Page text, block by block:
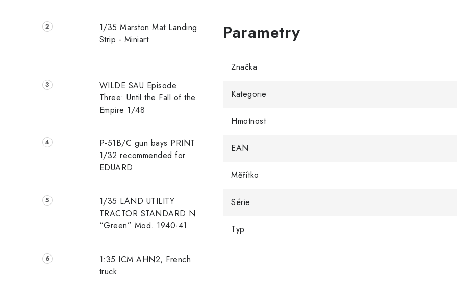
1/35 Marston Mat Landing
Strip - Miniart
WILDE SAU Episode
Three: Until the Fall of the
Empire 1/48
P-51B/C gun bays PRINT
1/32 recommended for
EDUARD
1/35 LAND UTILITY
TRACTOR STANDARD N
“Green” Mod. 1940-41
1:35 ICM AHN2, French
truck
Značka
Kategorie
Hmotnost
EAN
Měřítko
Série
Typ